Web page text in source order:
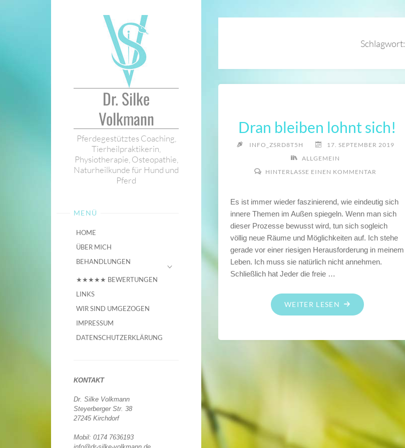
Dr. Silke
Volkmann
Pferdegestütztes Coaching,
Tierheilpraktikerin,
Physiotherapie, Osteopathie,
Naturheilkunde für Hund und
Pferd
MENÜ
HOME
ÜBER MICH
BEHANDLUNGEN
★★★★★ BEWERTUNGEN
LINKS
WIR SIND UMGEZOGEN
IMPRESSUM
DATENSCHUTZERKLÄRUNG
KONTAKT
Dr. Silke Volkmann
Steyerberger Str. 38
27245 Kirchdorf
Mobil: 0174 7636193
Schlagwort:
Dran bleiben lohnt sich!
INFO_ZSRD8T5H
17. SEPTEMBER 2019
ALLGEMEIN
HINTERLASSE EINEN KOMMENTAR
Es ist immer wieder faszinierend, wie eindeutig sich
innere Themen im Außen spiegeln. Wenn man sich
dieser Prozesse bewusst wird, tun sich sogleich
völlig neue Räume und Möglichkeiten auf. Ich stehe
gerade vor einer riesigen Herausforderung in meinem
Leben. Ich muss sie natürlich nicht annehmen.
Schließlich hat Jeder die freie …
WEITER LESEN "DRAN
BLEIBEN